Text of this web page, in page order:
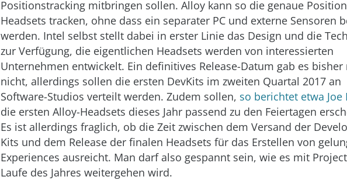
Positionstracking mitbringen sollen. Alloy kann so die genaue
Headsets tracken, ohne dass ein separater PC und externe Sensoren
werden. Intel selbst stellt dabei in erster Linie das Design und die
zur Verfügung, die eigentlichen Headsets werden von interessierten
Unternehmen entwickelt. Ein definitives Release-Datum gab es bisher
nicht, allerdings sollen die ersten DevKits im zweiten Quartal 2017 an
Software-Studios verteilt werden. Zudem sollen, so berichtet etwa Joe
die ersten Alloy-Headsets dieses Jahr passend zu den Feiertagen
Es ist allerdings fraglich, ob die Zeit zwischen dem Versand der
Kits und dem Release der finalen Headsets für das Erstellen von
Experiences ausreicht. Man darf also gespannt sein, wie es mit
Laufe des Jahres weitergehen wird.